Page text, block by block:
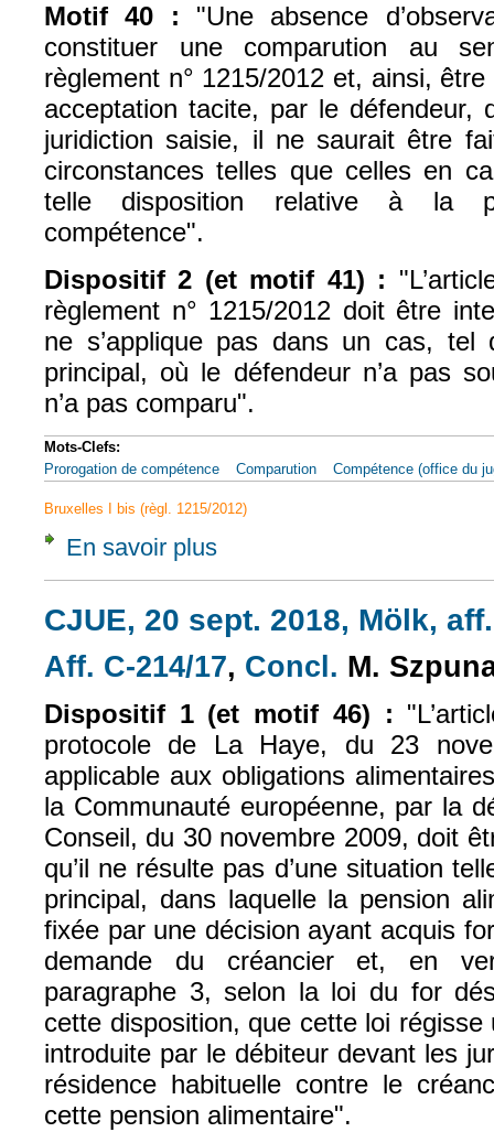
Motif 40 : "Une absence
constituer une comparution au
règlement n° 1215/2012 et, ainsi,
acceptation tacite, par le défendeur,
juridiction saisie, il ne saurait être
circonstances telles que celles en
telle disposition relative à la
compétence".
Dispositif 2 (et motif 41) :
règlement n° 1215/2012 doit être
ne s’applique pas dans un cas,
principal, où le défendeur n’a pas
n’a pas comparu".
Mots-Clefs:
Prorogation de compétence
Comparution Compétence (office du
Bruxelles I bis (règl. 1215/2012)
En savoir plus
CJUE, 20 sept. 2018, Mölk,
Aff. C-214/17 (le lien est externe)
, Concl. (le lien est
M.
Dispositif 1 (et motif 46) :
protocole de La Haye, du 23
applicable aux obligations
la Communauté européenne, par la
Conseil, du 30 novembre 2009, doit
qu’il ne résulte pas d’une situation
principal, dans laquelle la pension
fixée par une décision ayant acquis
demande du créancier et, en
paragraphe 3, selon la loi du for
cette disposition, que cette loi régisse
introduite par le débiteur devant les
résidence habituelle contre le
cette pension alimentaire".